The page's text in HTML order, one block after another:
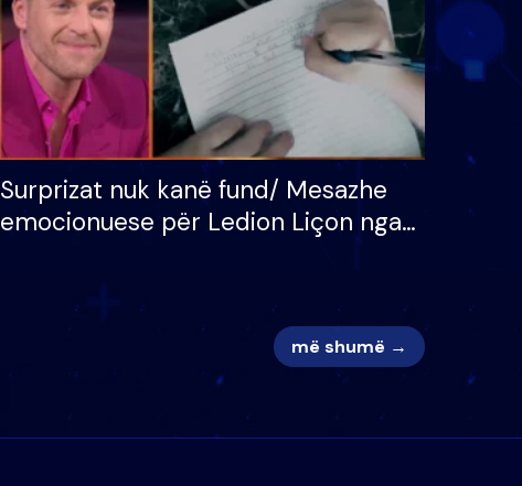
Surprizat nuk kanë fund/ Mesazhe
emocionuese për Ledion Liçon nga
më shumë →